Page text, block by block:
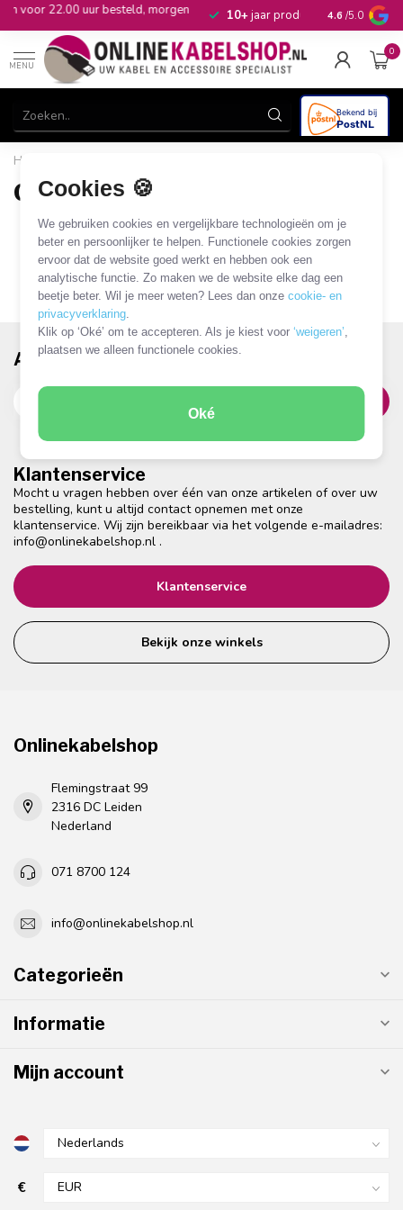
Cookies 🍪
We gebruiken cookies en vergelijkbare technologieën om je
beter en persoonlijker te helpen. Functionele cookies zorgen
ervoor dat de website goed werkt en hebben ook een
analytische functie. Zo maken we de website elke dag een
beetje beter. Wil je meer weten? Lees dan onzecookie- en
privacyverklaring.
Klik op ‘Oké’ om te accepteren. Als je kiest voor‘weigeren’,
plaatsen we alleen functionele cookies.
Oké
10+jaar productkennis 4.6 /5.0
MENU
0
Home
GMB-Audio
0 PRODUCTEN
Klantenservice
Mocht u vragen hebben over één van onze artikelen of over uw
bestelling, kunt u altijd contact opnemen met onze
klantenservice. Wij zijn bereikbaar via het volgende e-mailadres:
info@onlinekabelshop.nl .
Klantenservice
Bekijk onze winkels
Abonneer je op onze nieuwsbrief!
Onlinekabelshop
Flemingstraat 99
2316 DC Leiden
Nederland
071 8700 124
info@onlinekabelshop.nl
Categorieën
Informatie
Mijn account
€